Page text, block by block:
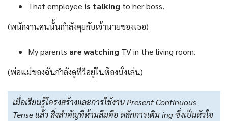
That employee is talking to her boss.
(พนักงานคนนั้นกำลังคุยกับเจ้านายของเธอ)
My parents are watching TV in the living room.
(พ่อแม่ของฉันกำลังดูทีวีอยู่ในห้องนั่งเล่น)
เมื่อเรียนรู้โครงสร้างและการใช้งาน Present Continuous
Tense แล้ว สิ่งสำคัญที่ห้ามลืมคือ หลักการเติม ing ซึ่งเป็นหัวใจ